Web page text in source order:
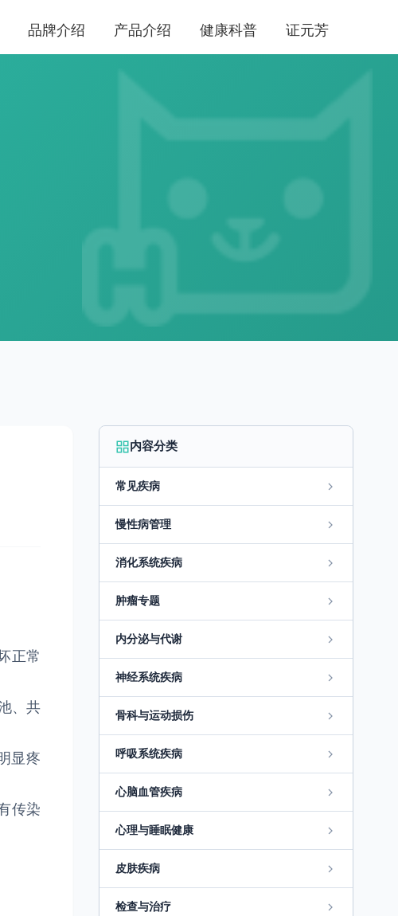
品牌介绍 产品介绍 健康科普 证元芳
正常
、共
显疼
传染
内容分类
常见疾病
慢性病管理
消化系统疾病
肿瘤专题
内分泌与代谢
神经系统疾病
骨科与运动损伤
呼吸系统疾病
心脑血管疾病
心理与睡眠健康
皮肤疾病
检查与治疗